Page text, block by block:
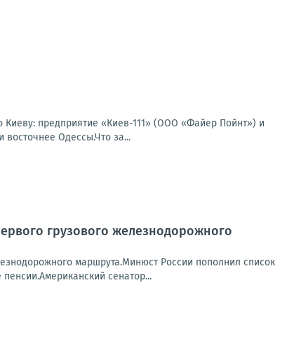
Киеву: предприятие «Киев-111» (ООО «Файер Пойнт») и
Одессы.Что за...
грузового железнодорожного
маршрута.Минюст России пополнил список
сенатор...